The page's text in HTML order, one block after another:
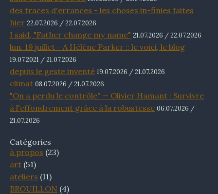
des traces d'errances - les choses in-finies faites
hier 22.07.2026 / 22.07.2026
I said, "Father change my name" 21.07.2026 / 22.07.2026
lun. 19 juillet - A Hélène Parker :: le voici, le blog
19.07.2021 / 21.07.2026
depuis le geste inventé 19.07.2026 / 21.07.2026
climat 08.07.2026 / 21.07.2026
"On a perdu le contrôle" — Olivier Hamant : Survivre
à l'effondrement grâce à la robustesse 06.07.2026 /
21.07.2026
Catégories
à propos (23)
art (51)
ateliers (11)
BROUILLON (4)